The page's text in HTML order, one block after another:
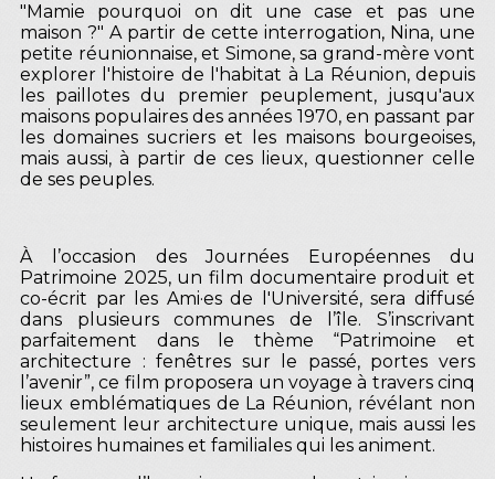
"Mamie pourquoi on dit une case et pas une
maison ?" A partir de cette interrogation, Nina, une
petite réunionnaise, et Simone, sa grand-mère vont
explorer l'histoire de l'habitat à La Réunion, depuis
les paillotes du premier peuplement, jusqu'aux
maisons populaires des années 1970, en passant par
les domaines sucriers et les maisons bourgeoises,
mais aussi, à partir de ces lieux, questionner celle
de ses peuples.
À l’occasion des Journées Européennes du
Patrimoine 2025, un film documentaire produit et
co-écrit par les Ami·es de l'Université, sera diffusé
dans plusieurs communes de l’île. S’inscrivant
parfaitement dans le thème “Patrimoine et
architecture : fenêtres sur le passé, portes vers
l’avenir”, ce film proposera un voyage à travers cinq
lieux emblématiques de La Réunion, révélant non
seulement leur architecture unique, mais aussi les
histoires humaines et familiales qui les animent.